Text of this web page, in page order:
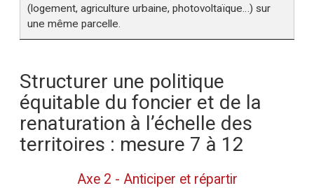
(logement, agriculture urbaine, photovoltaïque…) sur
une même parcelle.
Structurer une politique
équitable du foncier et de la
renaturation à l’échelle des
territoires : mesure 7 à 12
Axe 2 - Anticiper et répartir